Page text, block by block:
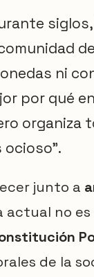
ni
por qué
organiza
ocioso”.
junto a
actual no
de la